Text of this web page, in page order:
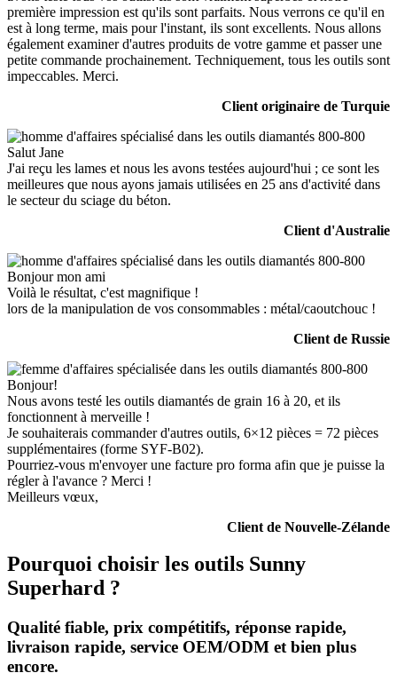
première impression est qu'ils sont parfaits. Nous verrons ce qu'il en
est à long terme, mais pour l'instant, ils sont excellents. Nous allons
également examiner d'autres produits de votre gamme et passer une
petite commande prochainement. Techniquement, tous les outils sont
impeccables. Merci.
Client originaire de Turquie
Salut Jane
J'ai reçu les lames et nous les avons testées aujourd'hui ; ce sont les
meilleures que nous ayons jamais utilisées en 25 ans d'activité dans
le secteur du sciage du béton.
Client d'Australie
Bonjour mon ami
Voilà le résultat, c'est magnifique !
lors de la manipulation de vos consommables : métal/caoutchouc !
Client de Russie
Bonjour!
Nous avons testé les outils diamantés de grain 16 à 20, et ils
fonctionnent à merveille !
Je souhaiterais commander d'autres outils, 6×12 pièces = 72 pièces
supplémentaires (forme SYF-B02).
Pourriez-vous m'envoyer une facture pro forma afin que je puisse la
régler à l'avance ? Merci !
Meilleurs vœux,
Client de Nouvelle-Zélande
Pourquoi choisir les outils Sunny
Superhard ?
Qualité fiable, prix compétitifs, réponse rapide,
livraison rapide, service OEM/ODM et bien plus
encore.